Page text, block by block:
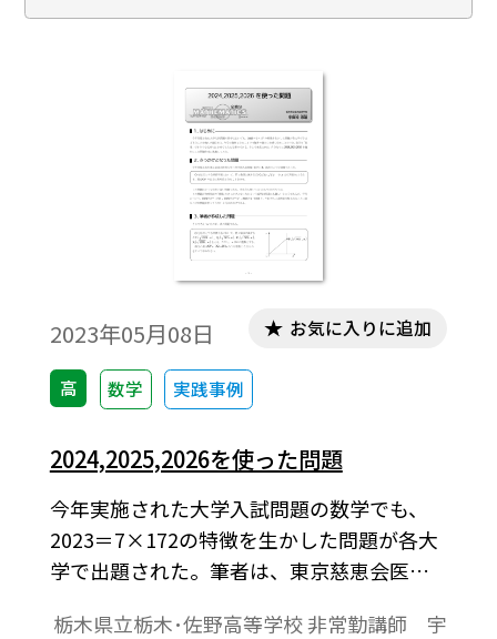
2023年05月08日
高 数学 実践事例
お気に入りに追加
2024,2025,2026を使った問題
今年実施された大学入試問題の数学でも、
2023＝7×172の特徴を生かした問題が各大
学で出題された。筆者は、東京慈恵会医科
れ、西暦に関する問題を自作してみた。ま
栃木県立栃木･佐野高等学校 非常勤講師 宇